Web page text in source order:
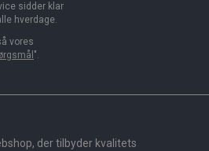
sidder klar
hverdage.
vores
".
der tilbyder kvalitets